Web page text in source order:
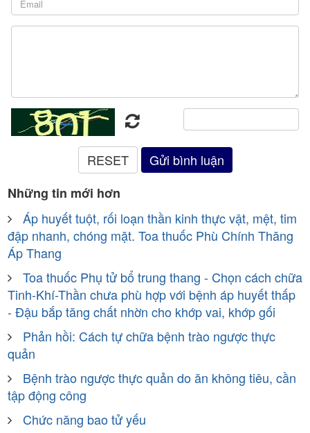
Những tin mới hơn
Áp huyết tuột, rối loạn thần kinh thực vật, mệt, tim
đập nhanh, chóng mặt. Toa thuốc Phù Chính Thăng
Áp Thang
Toa thuốc Phụ tử bổ trung thang - Chọn cách chữa
Tinh-Khí-Thần chưa phù hợp với bệnh áp huyết thấp
- Đậu bắp tăng chất nhờn cho khớp vai, khớp gối
Phản hồi: Cách tự chữa bệnh trào ngược thực
quản
Bệnh trào ngược thực quản do ăn không tiêu, cần
tập động công
Chức năng bao tử yếu